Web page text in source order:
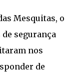
Mesquitas, o
segurança
nos
de